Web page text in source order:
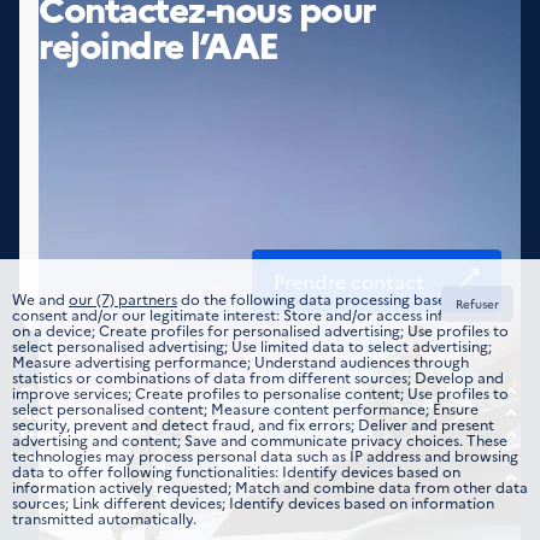
rejoindre l’AAE
Prendre contact
Choisir votre métier
Tous les domaines
Formations
Nous rejoindre
Offre d’emplois
Candidature spontanée
Être guidé
Étudiant
Jeune professionnel
Nous trouver
Nos implantations
Suivez-nous
Instagram
We and our (7) partnersdo the following data processing based on your
consent and/or our legitimate interest: Store and/or access information
on a device; Create profiles for personalised advertising; Use profiles to
select personalised advertising; Use limited data to select advertising;
Measure advertising performance; Understand audiences through
statistics or combinations of data from different sources; Develop and
improve services; Create profiles to personalise content; Use profiles to
select personalised content; Measure content performance; Ensure
security, prevent and detect fraud, and fix errors; Deliver and present
advertising and content; Save and communicate privacy choices. These
technologies may process personal data such as IP address and browsing
data to offer following functionalities: Identify devices based on
information actively requested; Match and combine data from other data
sources; Link different devices; Identify devices based on information
transmitted automatically.
Refuser